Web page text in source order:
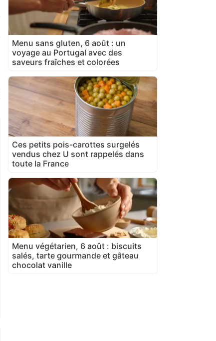
Menu sans gluten, 6 août : un
voyage au Portugal avec des
saveurs fraîches et colorées
Ces petits pois-carottes surgelés
vendus chez U sont rappelés dans
toute la France
Menu végétarien, 6 août : biscuits
salés, tarte gourmande et gâteau
chocolat vanille